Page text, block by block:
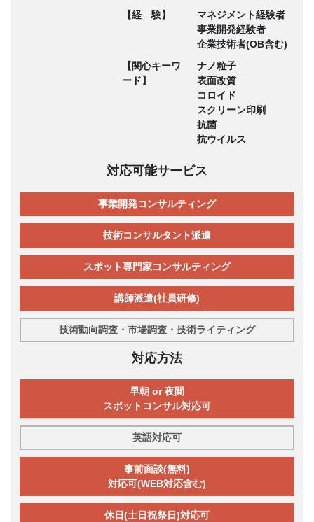
【経 験】
マネジメント経験者
事業開発経験者
企業技術者(OB含む)
【関心キーワ
ード】
ナノ粒子
表面改質
コロイド
スクリーン印刷
抗菌
抗ウイルス
対応可能サービス
事業開発コンサルティング
技術コンサルタント派遣
スポット専門家コンサルティング
講師派遣(社員研修)
技術動向調査・市場調査・技術ライティング
対応方法
早朝 or 夜間
スポットコンサル対応可
英語対応可
事前面談(無料)
対応可(WEB対応含む)
休日(土日祝祭日)対応可